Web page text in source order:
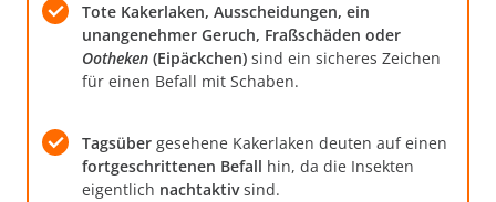
Tote Kakerlaken, Ausscheidungen, ein
unangenehmer Geruch, Fraßschäden oder
Ootheken (Eipäckchen) sind ein sicheres Zeichen
für einen Befall mit Schaben.
Tagsüber gesehene Kakerlaken deuten auf einen
fortgeschrittenen Befall hin, da die Insekten
eigentlich nachtaktivsind.